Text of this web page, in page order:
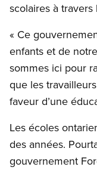
scolaires à travers
« Ce
enfants et de
sommes ici pour
que les
faveur d’une
Les écoles
des années.
gouvernement